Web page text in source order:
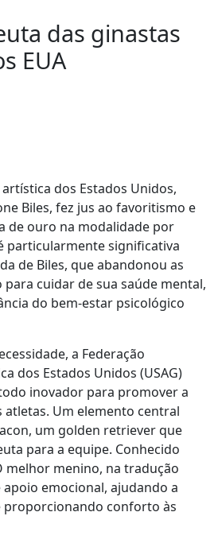
das ginastas
EUA
dos Estados Unidos,
Biles, fez jus ao favoritismo e
de ouro na modalidade por
particularmente significativa
de Biles, que abandonou as
para cuidar de sua saúde mental,
do bem-estar psicológico
a Federação
dos Estados Unidos (USAG)
inovador para promover a
atletas. Um elemento central
um golden retriever que
para a equipe. Conhecido
melhor menino, na tradução
emocional, ajudando a
proporcionando conforto às